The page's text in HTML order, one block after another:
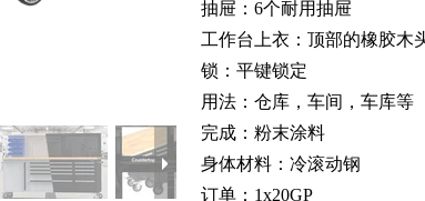
抽屉：6个耐用抽屉
工作台上衣：顶部的橡胶木
锁：平键锁定
用法：仓库，车间，车库等
完成：粉末涂料
身体材料：冷滚动钢
订单：1x20GP